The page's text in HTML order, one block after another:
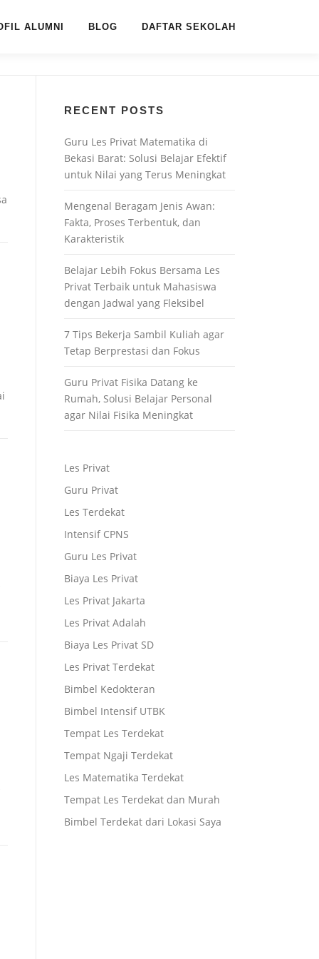
ALUMNI BLOG DAFTAR SEKOLAH
RECENT POSTS
Guru Les Privat Matematika di
Bekasi Barat: Solusi Belajar Efektif
untuk Nilai yang Terus Meningkat
Mengenal Beragam Jenis Awan:
Fakta, Proses Terbentuk, dan
Karakteristik
Belajar Lebih Fokus Bersama Les
Privat Terbaik untuk Mahasiswa
dengan Jadwal yang Fleksibel
7 Tips Bekerja Sambil Kuliah agar
Tetap Berprestasi dan Fokus
Guru Privat Fisika Datang ke
Rumah, Solusi Belajar Personal
agar Nilai Fisika Meningkat
Les Privat
Guru Privat
Les Terdekat
Intensif CPNS
Guru Les Privat
Biaya Les Privat
Les Privat Jakarta
Les Privat Adalah
Biaya Les Privat SD
Les Privat Terdekat
Bimbel Kedokteran
Bimbel Intensif UTBK
Tempat Les Terdekat
Tempat Ngaji Terdekat
Les Matematika Terdekat
Tempat Les Terdekat dan Murah
Bimbel Terdekat dari Lokasi Saya